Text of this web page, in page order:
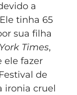
a
tinha 65
sua filha
Times,
ele fazer
de
ironia cruel